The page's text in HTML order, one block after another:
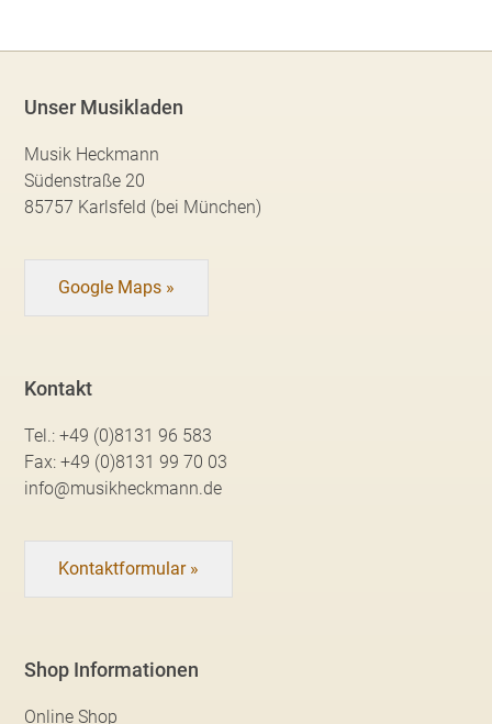
Unser Musikladen
Musik Heckmann
Südenstraße 20
85757 Karlsfeld (bei München)
Google Maps »
Kontakt
Tel.:+49 (0)8131 96 583
Fax:+49 (0)8131 99 70 03
info@musikheckmann.de
Kontaktformular »
Shop Informationen
Online Shop